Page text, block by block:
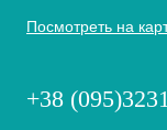
Посмотреть на
+38